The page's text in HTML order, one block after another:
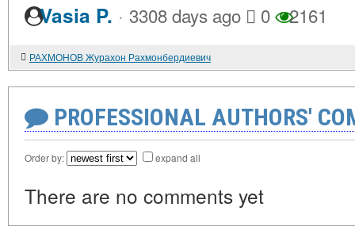
Vasia P. · 3308 days ago 0 2161
РАХМОНОВ Журахон Рахмонбердиевич
PROFESSIONAL AUTHORS'
Order by: expand all
There are no comments yet